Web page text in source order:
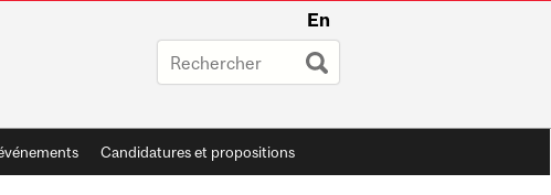
En
Candidatures et propositions